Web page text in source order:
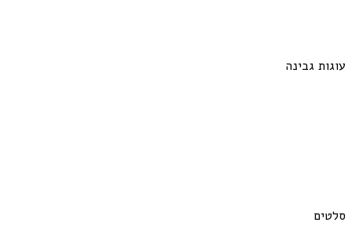
עוגות גבינה
סלטים